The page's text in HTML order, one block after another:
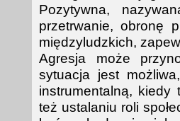
Pozytywna,
przetrwanie, obronę
międzyludzkich,
Agresja może
sytuacja jest
instrumentalną, kiedy
też ustalaniu roli